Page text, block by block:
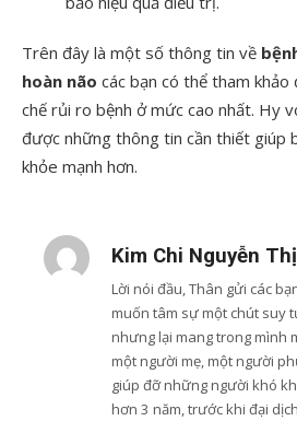
Trên đây là một số thông tin về
hoàn não các bạn có thể tham
chế rủi ro bệnh ở mức cao nhất. Hy
được những thông tin cần thiết giúp
khỏe mạnh hơn.
Kim Chi Nguyễn Thị
Lời nói đầu, Thân gửi các
muốn tâm sự một chút suy
nhưng lại mang trong mình
một người mẹ, một người
giúp đỡ những người khó
hơn 3 năm, trước khi đại